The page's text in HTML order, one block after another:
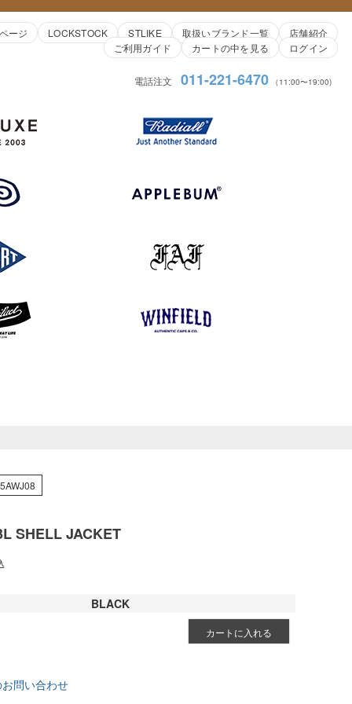
ージ LOCKSTOCK STLIKE 取扱いブランド一覧
店舗紹介
ご利用ガイド
カートの中を見る ログイン
電話注文 011-221-6470 （11:00〜19:00)
SHELL JACKET
BLACK
カートに入れる
問い合わせ